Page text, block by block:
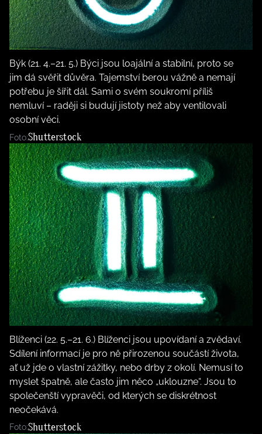
Býk (21. 4.–21. 5.) Býci jsou loajální a stabilní, proto se
jim dá svěřit důvěra. Tajemství berou vážně a nemají
potřebu je šířit dál. Sami o svém soukromí příliš
nemluví – raději si budují jistoty než aby ventilovali
osobní věci.
Foto:Shutterstock
Blíženci (22. 5.–21. 6.) Blíženci jsou upovídaní a zvědaví.
Sdílení informací je pro ně přirozenou součástí života,
ať už jde o vlastní zážitky, nebo drby z okolí. Nemusí to
myslet špatně, ale často jim něco „uklouzne“. Jsou to
společenští vypravěči, od kterých se diskrétnost
neočekává.
Foto:Shutterstock